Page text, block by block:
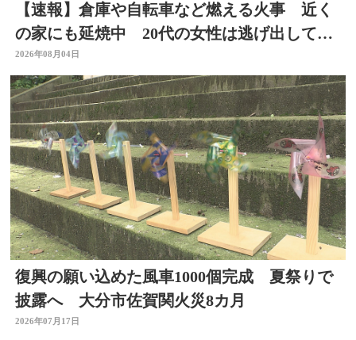
【速報】倉庫や自転車など燃える火事 近く
の家にも延焼中 20代の女性は逃げ出して無
事 大分
2026年08月04日
復興の願い込めた風車1000個完成 夏祭りで
披露へ 大分市佐賀関火災8カ月
2026年07月17日